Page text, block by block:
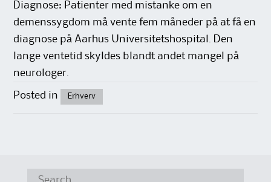
Diagnose: Patienter med mistanke om en
demenssygdom må vente fem måneder på at få en
diagnose på Aarhus Universitetshospital. Den
lange ventetid skyldes blandt andet mangel på
neurologer.
Posted in Erhverv
Search